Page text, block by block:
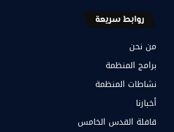
روابط سريعة
من نحن
برامج المنظمة
نشاطات المنظمة
أخبارنا
قافلة القدس الخامس